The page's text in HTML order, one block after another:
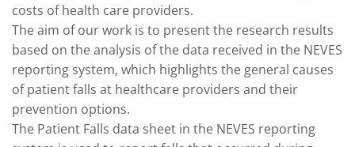
costs of health care providers.
The aim of our work is to present the research results
based on the analysis of the data received in the NEVES
reporting system, which highlights the general causes
of patient falls at healthcare providers and their
prevention options.
The Patient Falls data sheet in the NEVES reporting